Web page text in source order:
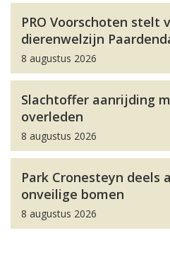
PRO Voorschoten stelt
dierenwelzijn
8 augustus 2026
Slachtoffer aanrijding
overleden
8 augustus 2026
Park Cronesteyn deels
onveilige bomen
8 augustus 2026